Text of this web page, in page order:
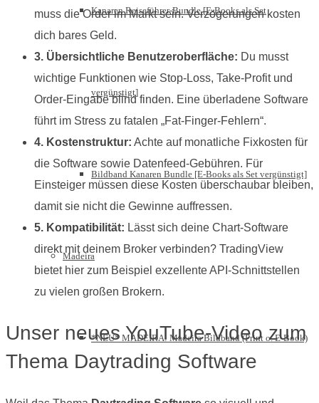
Kanaren Reiseführer-Bundle [E-Books als Set
vergünstigt]
Bildband Kanaren Bundle [E-Books als Set vergünstigt]
Madeira
*NEU* MADEIRA: Madeira Bildband (Print o. E-Book)
muss die Order im Markt sein. Verzögerungen kosten
dich bares Geld.
3. Übersichtliche Benutzeroberfläche: Du musst
wichtige Funktionen wie Stop-Loss, Take-Profit und
Order-Eingabe blind finden. Eine überladene Software
führt im Stress zu fatalen „Fat-Finger-Fehlern“.
4. Kostenstruktur: Achte auf monatliche Fixkosten für
die Software sowie Datenfeed-Gebühren. Für
Einsteiger müssen diese Kosten überschaubar bleiben,
damit sie nicht die Gewinne auffressen.
5. Kompatibilität: Lässt sich deine Chart-Software
direkt mit deinem Broker verbinden? TradingView
bietet hier zum Beispiel exzellente API-Schnittstellen
zu vielen großen Brokern.
Unser neues YouTube-Video zum
Thema Daytrading Software